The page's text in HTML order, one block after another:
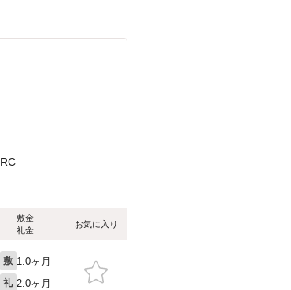
RC
敷金
礼金
お気に入り
敷 1.0ヶ月
礼 2.0ヶ月